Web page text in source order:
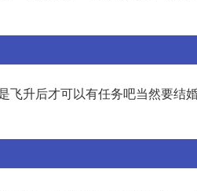
升后才可以有任务吧当然要结